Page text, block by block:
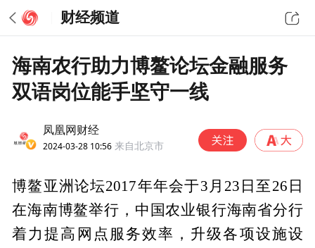
财经频道
海南农行助力博鳌论坛金融服务
双语岗位能手坚守一线
凤凰网财经
2024-03-28 10:56 来自北京市
博鳌亚洲论坛2017年年会于3月23日至26日
在海南博鳌举行，中国农业银行海南省分行
着力提高网点服务效率，升级各项设施设